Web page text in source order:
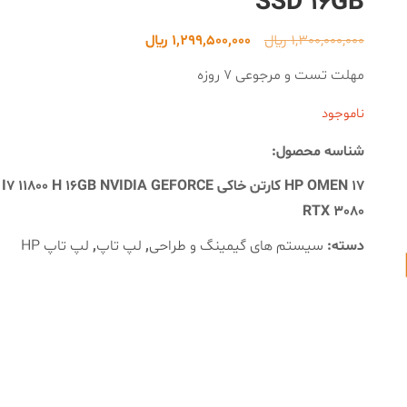
1,300,000,000﷼
قیمت
اصلی
1,299,500,000 ﷼قیمت
مهلت تست و مرجوعی 7 روزه
ناموجود
شناسه محصول:
HP OMEN 17 کارتن خاکی I7 11800 H 16GB NVIDIA GEFORCE
RTX 3080
دسته: سیستم های گیمینگ و طراحی, لپ تاپ, لپ تاپ HP